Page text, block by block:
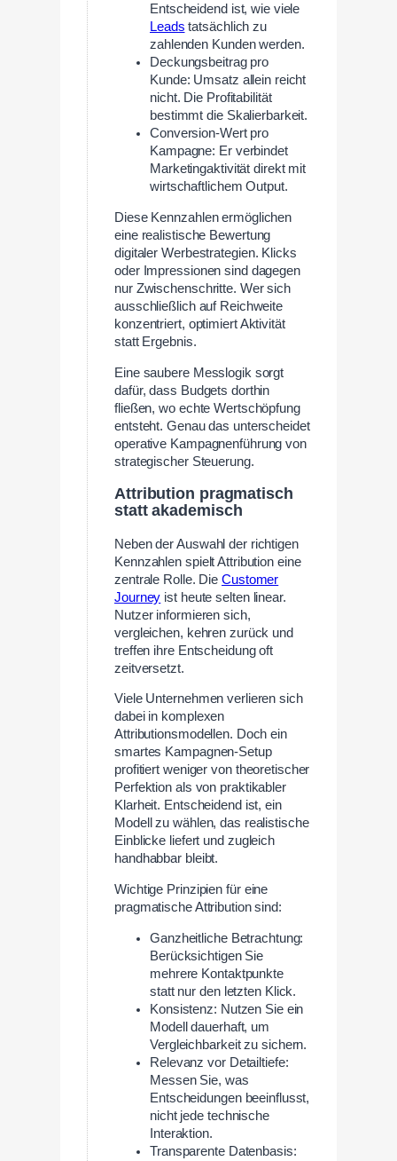
Entscheidend ist, wie viele
Leads tatsächlich zu
zahlenden Kunden werden.
Deckungsbeitrag pro
Kunde: Umsatz allein reicht
nicht. Die Profitabilität
bestimmt die Skalierbarkeit.
Conversion-Wert pro
Kampagne: Er verbindet
Marketingaktivität direkt mit
wirtschaftlichem Output.
Diese Kennzahlen ermöglichen
eine realistische Bewertung
digitaler Werbestrategien. Klicks
oder Impressionen sind dagegen
nur Zwischenschritte. Wer sich
ausschließlich auf Reichweite
konzentriert, optimiert Aktivität
statt Ergebnis.
Eine saubere Messlogik sorgt
dafür, dass Budgets dorthin
fließen, wo echte Wertschöpfung
entsteht. Genau das unterscheidet
operative Kampagnenführung von
strategischer Steuerung.
Attribution pragmatisch
statt akademisch
Neben der Auswahl der richtigen
Kennzahlen spielt Attribution eine
zentrale Rolle. DieCustomer
Journey ist heute selten linear.
Nutzer informieren sich,
vergleichen, kehren zurück und
treffen ihre Entscheidung oft
zeitversetzt.
Viele Unternehmen verlieren sich
dabei in komplexen
Attributionsmodellen. Doch ein
smartes Kampagnen-Setup
profitiert weniger von theoretischer
Perfektion als von praktikabler
Klarheit. Entscheidend ist, ein
Modell zu wählen, das realistische
Einblicke liefert und zugleich
handhabbar bleibt.
Wichtige Prinzipien für eine
pragmatische Attribution sind:
Ganzheitliche Betrachtung:
Berücksichtigen Sie
mehrere Kontaktpunkte
statt nur den letzten Klick.
Konsistenz: Nutzen Sie ein
Modell dauerhaft, um
Vergleichbarkeit zu sichern.
Relevanz vor Detailtiefe:
Messen Sie, was
Entscheidungen beeinflusst,
nicht jede technische
Interaktion.
Transparente Datenbasis: